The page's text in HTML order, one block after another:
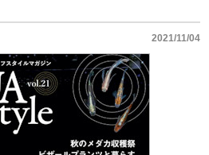
2021/11/04